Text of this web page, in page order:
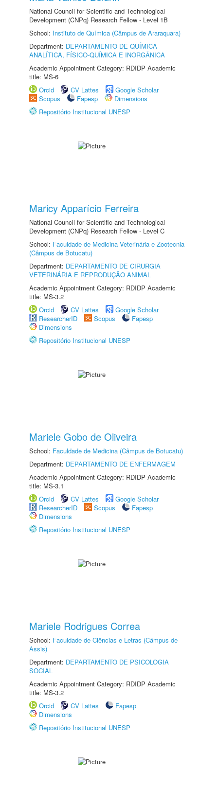
National Council for Scientific and Technological
Development (CNPq) Research Fellow - Level 1B
School: Instituto de Química (Câmpus de Araraquara)
Department: DEPARTAMENTO DE QUÍMICA
ANALÍTICA, FÍSICO-QUÍMICA E INORGÂNICA
Academic Appointment Category: RDIDP Academic
title: MS-6
Orcid
CV Lattes
Google Scholar
Scopus
Fapesp
Dimensions
Repositório Institucional UNESP
Maricy Apparício Ferreira
National Council for Scientific and Technological
Development (CNPq) Research Fellow - Level C
School: Faculdade de Medicina Veterinária e Zootecnia
(Câmpus de Botucatu)
Department: DEPARTAMENTO DE CIRURGIA
VETERINÁRIA E REPRODUÇÃO ANIMAL
Academic Appointment Category: RDIDP Academic
title: MS-3.2
Orcid
CV Lattes
Google Scholar
ResearcherID
Scopus
Fapesp
Dimensions
Repositório Institucional UNESP
Mariele Gobo de Oliveira
School: Faculdade de Medicina (Câmpus de Botucatu)
Department: DEPARTAMENTO DE ENFERMAGEM
Academic Appointment Category: RDIDP Academic
title: MS-3.1
Orcid
CV Lattes
Google Scholar
ResearcherID
Scopus
Fapesp
Dimensions
Repositório Institucional UNESP
Mariele Rodrigues Correa
School: Faculdade de Ciências e Letras (Câmpus de
Assis)
Department: DEPARTAMENTO DE PSICOLOGIA
SOCIAL
Academic Appointment Category: RDIDP Academic
title: MS-3.2
Orcid
CV Lattes
Fapesp
Dimensions
Repositório Institucional UNESP